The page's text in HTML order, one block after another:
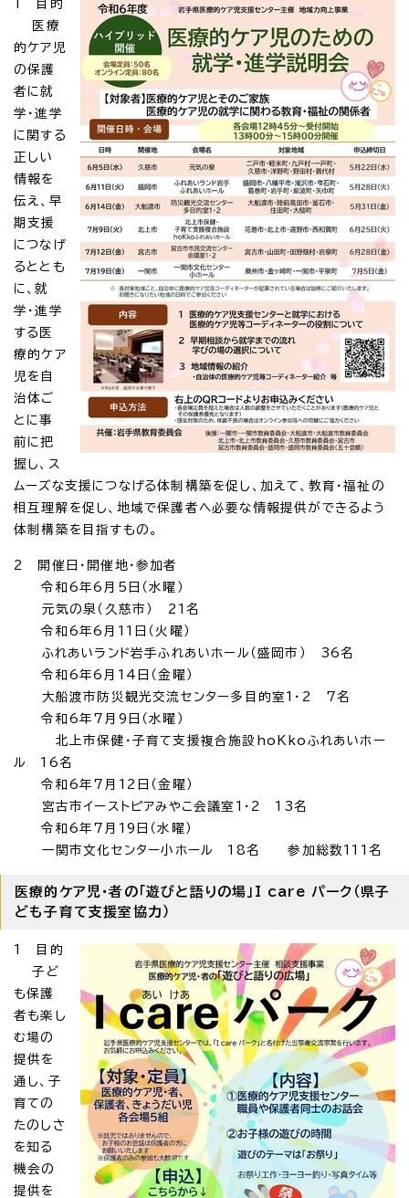
1 目的
医療
的ケア児
の保護
者に就
学・進学
に関する
正しい
情報を
伝え、早
期支援
につなげ
るととも
に、就
学・進学
する医
療的ケア
児を自
治体ご
とに事
前に把
握し、ス
ムーズな支援につなげる体制構築を促し、加えて、教育・福祉の
相互理解を促し、地域で保護者へ必要な情報提供ができるよう
体制構築を目指すもの。
2 開催日・開催地・参加者
令和6年6月5日（水曜）
元気の泉（久慈市） 21名
令和6年6月11日（火曜）
ふれあいランド岩手ふれあいホール（盛岡市） 36名
令和6年6月14日（金曜）
大船渡市防災観光交流センター多目的室1・2 7名
令和6年7月9日（水曜）
北上市保健・子育て支援複合施設hoKkoふれあいホー
ル 16名
令和6年7月12日（金曜）
宮古市イーストピアみやこ会議室1・2 13名
令和6年7月19日（水曜）
一関市文化センター小ホール 18名 参加総数111名
医療的ケア児・者の「遊びと語りの場」I care パーク（県子
ども子育て支援室協力）
1 目的
子ど
も保護
者も楽し
む場の
提供を
通し、子
育ての
たのしさ
を知る
機会の
提供を